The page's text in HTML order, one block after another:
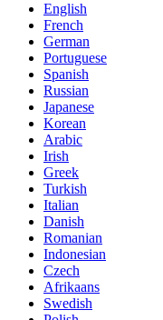
English
French
German
Portuguese
Spanish
Russian
Japanese
Korean
Arabic
Irish
Greek
Turkish
Italian
Danish
Romanian
Indonesian
Czech
Afrikaans
Swedish